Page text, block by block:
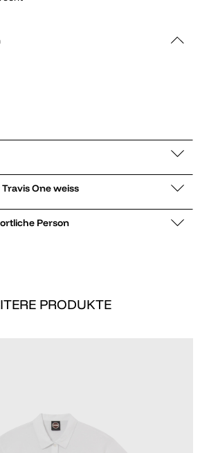
Details zu Sneaker low Travis One weiss
Person
PRODUKTE